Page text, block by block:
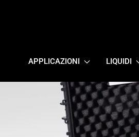
APPLICAZIONI LIQUIDI